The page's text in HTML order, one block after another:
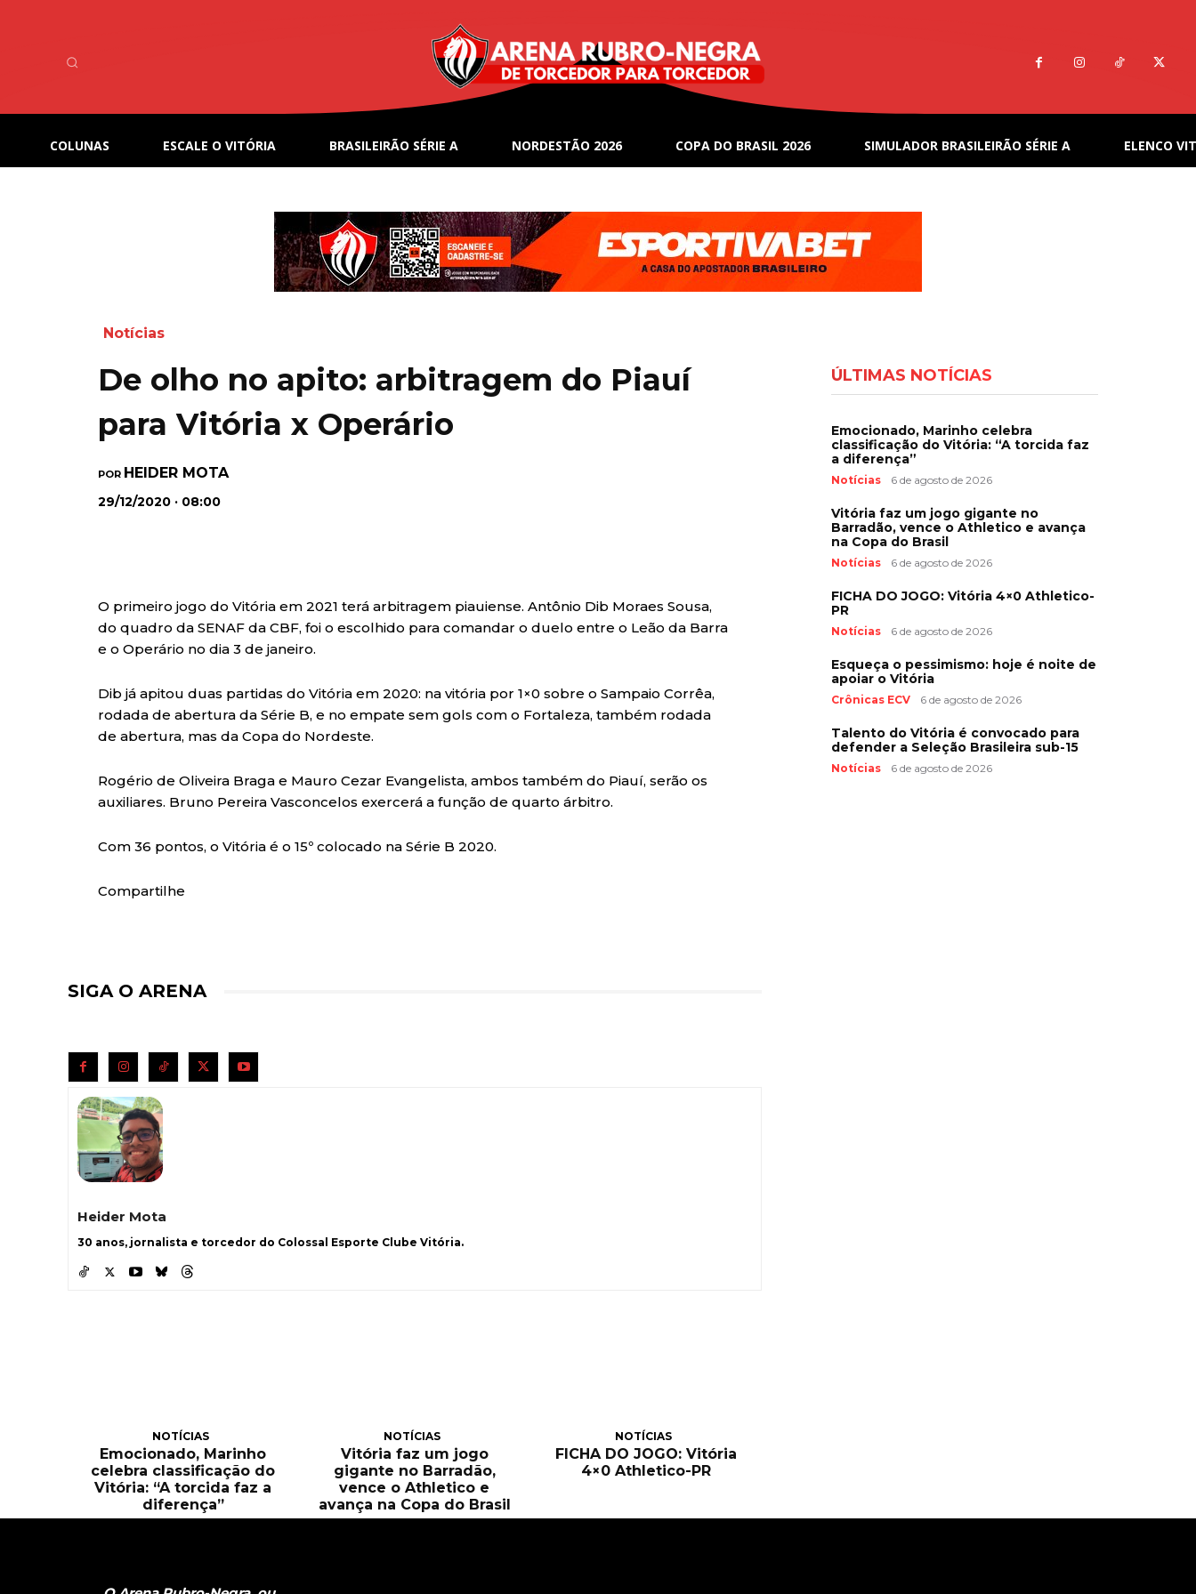
COLUNAS ESCALE O VITÓRIA BRASILEIRÃO SÉRIE A NORDESTÃO 2026 COPA DO BRASIL 2026 SIMULADOR BRASILEIRÃO SÉRIE A ELENCO
Notícias
De olho no apito: arbitragem do Piauí
para Vitória x Operário
POR HEIDER MOTA
29/12/2020 · 08:00
O primeiro jogo do Vitória em 2021 terá arbitragem piauiense. Antônio Dib Moraes Sousa,
do quadro da SENAF da CBF, foi o escolhido para comandar o duelo entre o Leão da Barra
e o Operário no dia 3 de janeiro.
Dib já apitou duas partidas do Vitória em 2020: na vitória por 1×0 sobre o Sampaio Corrêa,
rodada de abertura da Série B, e no empate sem gols com o Fortaleza, também rodada
de abertura, mas da Copa do Nordeste.
Rogério de Oliveira Braga e Mauro Cezar Evangelista, ambos também do Piauí, serão os
auxiliares. Bruno Pereira Vasconcelos exercerá a função de quarto árbitro.
Com 36 pontos, o Vitória é o 15º colocado na Série B 2020.
Compartilhe
SIGA O ARENA
Heider Mota
30 anos, jornalista e torcedor do Colossal Esporte Clube Vitória.
NOTÍCIAS
Emocionado, Marinho
celebra classificação do
Vitória: “A torcida faz a
diferença”
NOTÍCIAS
Vitória faz um jogo
gigante no Barradão,
vence o Athletico e
avança na Copa do Brasil
NOTÍCIAS
FICHA DO JOGO: Vitória
4×0 Athletico-PR
ÚLTIMAS NOTÍCIAS
Emocionado, Marinho celebra
classificação do Vitória: “A torcida faz
a diferença”
Notícias 6 de agosto de 2026
Vitória faz um jogo gigante no
Barradão, vence o Athletico e avança
na Copa do Brasil
Notícias 6 de agosto de 2026
FICHA DO JOGO: Vitória 4×0 Athletico-
PR
Notícias 6 de agosto de 2026
Esqueça o pessimismo: hoje é noite de
apoiar o Vitória
Crônicas ECV 6 de agosto de 2026
Talento do Vitória é convocado para
defender a Seleção Brasileira sub-15
Notícias 6 de agosto de 2026